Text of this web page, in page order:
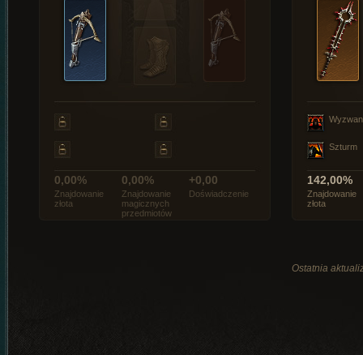
0,00%
Znajdowanie
złota
0,00%
Znajdowanie
magicznych
przedmiotów
+0,00
Doświadczenie
Szturm
142,00%
Znajdowanie
złota
Ostatnia